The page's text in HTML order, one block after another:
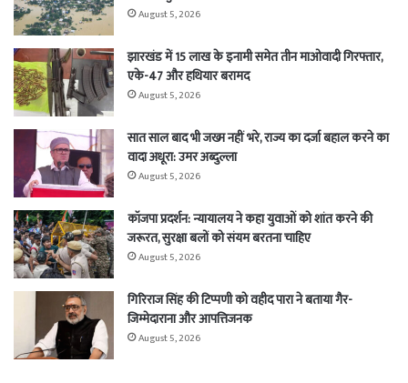
August 5, 2026
झारखंड में 15 लाख के इनामी समेत तीन माओवादी गिरफ्तार,
एके-47 और हथियार बरामद
August 5, 2026
सात साल बाद भी जख्म नहीं भरे, राज्य का दर्जा बहाल करने का
वादा अधूरा: उमर अब्दुल्ला
August 5, 2026
कॉजपा प्रदर्शन: न्यायालय ने कहा युवाओं को शांत करने की
जरूरत, सुरक्षा बलों को संयम बरतना चाहिए
August 5, 2026
गिरिराज सिंह की टिप्पणी को वहीद पारा ने बताया गैर-
जिम्मेदाराना और आपत्तिजनक
August 5, 2026